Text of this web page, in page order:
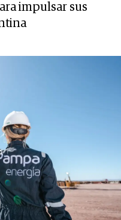
impulsar sus